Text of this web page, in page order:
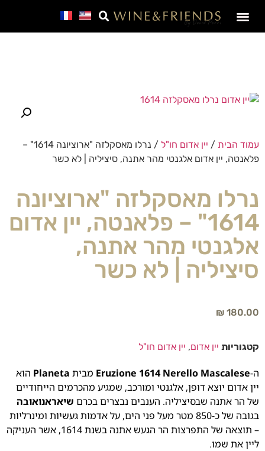
עמוד הבית / יין אדום חו"ל
/ נרלו מאסקלזה "ארוציונה 1614" –
פלאנטה, יין אדום אלגנטי מהר אתנה, סיציליה | לא כשר
נרלו מאסקלזה "ארוציונה
1614" – פלאנטה, יין אדום
אלגנטי מהר אתנה,
סיציליה | לא כשר
₪ 180.00
קטגוריות יין אדום, יין אדום חו"ל
ה-Eruzione 1614 Nerello Mascalese מבית Planeta הוא
יין אדום יוצא דופן, אלגנטי ומורכב, שמגיע מהכרמים הייחודיים
של הר אתנה שבסיציליה. הענבים נבצרים בכרם שיאראנואובה
בגובה של כ-850 מטר מעל פני הים, על אדמות געשיות ומינרליות
– תוצאה של התפרצות הר הגעש אתנה בשנת 1614, אשר העניקה
ליין את שמו.